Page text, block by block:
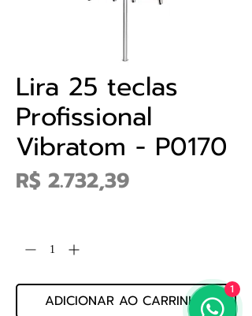
Lira 25 teclas
Profissional
Vibratom - P0170
R$ 2.732,39Preço
ADICIONAR AO CARRINHO
1